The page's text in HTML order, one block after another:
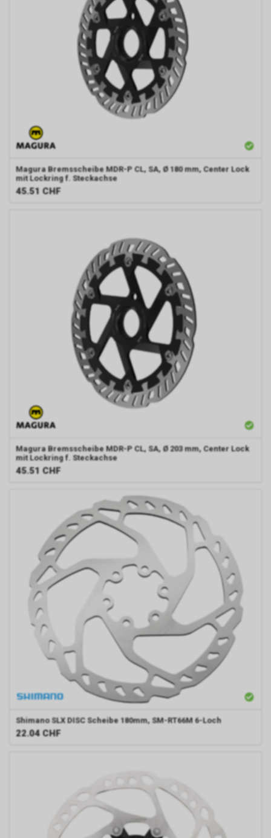
Magura Bremsscheibe MDR-P CL, SA, Ø 180 mm, Center Lock
mit Lockring f. Steckachse
45.51 CHF
Magura Bremsscheibe MDR-P CL, SA, Ø 203 mm, Center Lock
mit Lockring f. Steckachse
45.51 CHF
Shimano SLX DISC Scheibe 180mm, SM-RT66M 6-Loch
22.04 CHF